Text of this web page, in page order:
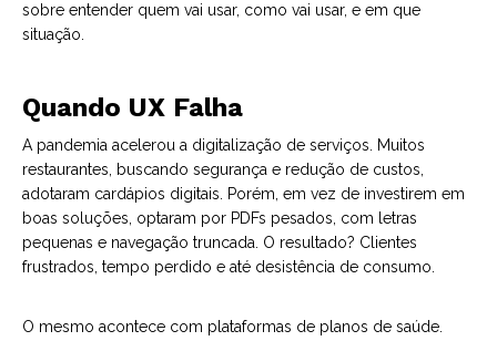
sobre entender quem vai usar, como vai usar, e em que
situação.
Quando UX Falha
A pandemia acelerou a digitalização de serviços. Muitos
restaurantes, buscando segurança e redução de custos,
adotaram cardápios digitais. Porém, em vez de investirem em
boas soluções, optaram por PDFs pesados, com letras
pequenas e navegação truncada. O resultado? Clientes
frustrados, tempo perdido e até desistência de consumo.
O mesmo acontece com plataformas de planos de saúde.